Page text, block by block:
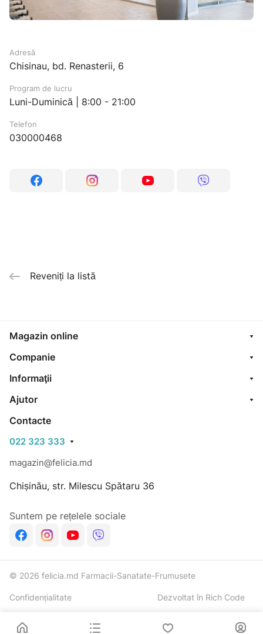
Adresă
Chisinau, bd. Renasterii, 6
Program de lucru
Luni-Duminică | 8:00 - 21:00
Telefon
030000468
Reveniți la listă
Magazin online
Companie
Informaţii
Ajutor
Contacte
022 323 333
magazin@felicia.md
Chișinău, str. Milescu Spătaru 36
Suntem pe rețelele sociale
© 2026 felicia.md Farmacii-Sanatate-Frumusete
Confidențialitate Dezvoltat în Rich Code